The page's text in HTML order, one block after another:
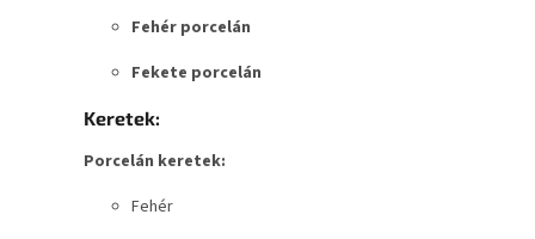
Fehér porcelán
Fekete porcelán
Keretek:
Porcelán keretek:
Fehér